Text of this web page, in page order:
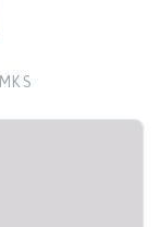
MK S